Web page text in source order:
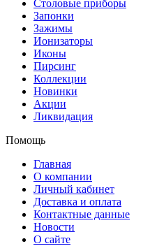
Столовые приборы
Запонки
Зажимы
Ионизаторы
Иконы
Пирсинг
Коллекции
Новинки
Акции
Ликвидация
Помощь
Главная
О компании
Личный кабинет
Доставка и оплата
Контактные данные
Новости
О сайте